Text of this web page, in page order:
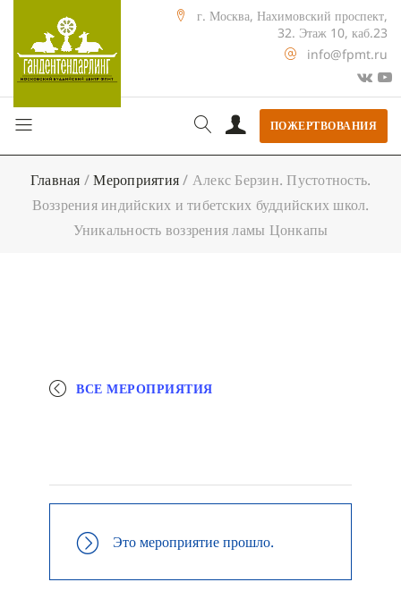
г. Москва, Нахимовский проспект,
32. Этаж 10, каб.23
info@fpmt.ru
ПОЖЕРТВОВАНИЯ
Главная /Мероприятия/ Алекс Берзин. Пустотность.
Воззрения индийских и тибетских буддийских школ.
Уникальность воззрения ламы Цонкапы
ВСЕ МЕРОПРИЯТИЯ
Это мероприятие прошло.